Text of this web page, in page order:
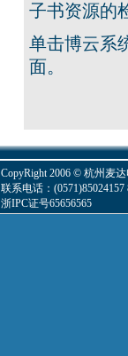
子书资源的
单击博云系
面。
CopyRight 2006 © 杭州麦
联系电话：(0571)85024157
浙IPC证号65656565